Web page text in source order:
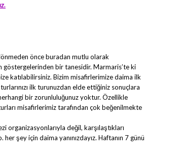
önce buradan mutlu olarak
göstergelerinden bir tanesidir. Marmaris’te ki
katılabilirsiniz. Bizim misafirlerimize daima ilk
ilk turunuzdan elde ettiğiniz sonuçlara
bir zorunluluğunuz yoktur. Özellikle
misafirlerimiz tarafından çok beğenilmekte
organizasyonlarıyla değil, karşılaştıkları
şey için daima yanınızdayız. Haftanın 7 günü